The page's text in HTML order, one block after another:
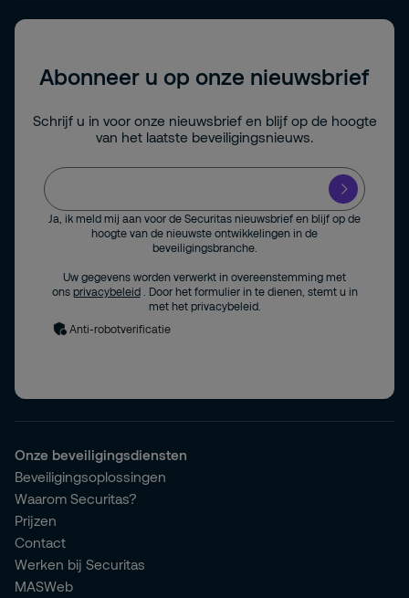
Abonneer u op onze nieuwsbrief
Schrijf u in voor onze nieuwsbrief en blijf op de hoogte
van het laatste beveiligingsnieuws.
Ja, ik meld mij aan voor de Securitas nieuwsbrief en blijf op de
hoogte van de nieuwste ontwikkelingen in de
beveiligingsbranche.
Uw gegevens worden verwerkt in overeenstemming met
ons privacybeleid
. Door het formulier in te dienen, stemt u in
met het privacybeleid.
Anti-robotverificatie
Onze beveiligingsdiensten
Beveiligingsoplossingen
Waarom Securitas?
Prijzen
Contact
Werken bij Securitas
MASWeb